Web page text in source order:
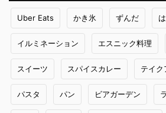
Uber Eats かき氷 ずんだ
イルミネーション エスニック料理
スイーツ スパイスカレー テイク
パスタ パン ビアガーデン